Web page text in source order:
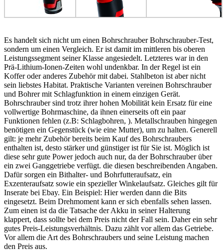
Es handelt sich nicht um einen Bohrschrauber Bohrschrauber-Test,
sondern um einen Vergleich. Er ist damit im mittleren bis oberen
Leistungssegment seiner Klasse angesiedelt. Letzteres war in den
Prä-Lithium-Ionen-Zeiten wohl undenkbar. In der Regel ist ein
Koffer oder anderes Zubehör mit dabei. Stahlbeton ist aber nicht
sein liebstes Habitat. Praktische Varianten vereinen Bohrschrauber
und Bohrer mit Schlagfunktion in einem einzigen Gerät.
Bohrschrauber sind trotz ihrer hohen Mobilität kein Ersatz für eine
vollwertige Bohrmaschine, da ihnen einerseits oft ein paar
Funktionen fehlen (z.B: Schlagbohren, ). Metallschrauben hingegen
benötigen ein Gegenstück (wie eine Mutter), um zu halten. Generell
gilt: je mehr Zubehör bereits beim Kauf des Bohrschraubers
enthalten ist, desto stärker und günstiger ist für Sie ist. Möglich ist
diese sehr gute Power jedoch auch nur, da der Bohrschrauber über
ein zwei Ganggetriebe verfügt. die diesen beschreibenden Angaben.
Dafür sorgen ein Bithalter- und Bohrfutteraufsatz, ein
Exzenteraufsatz sowie ein spezieller Winkelaufsatz. Gleiches gilt für
Inserate bei Ebay. Ein Beispiel: Hier werden dann die Bits
eingesetzt. Beim Drehmoment kann er sich ebenfalls sehen lassen.
Zum einen ist da die Tatsache der Akku in seiner Halterung
klappert, dass sollte bei dem Preis nicht der Fall sein. Daher ein sehr
gutes Preis-Leistungsverhältnis. Dazu zählt vor allem das Getriebe.
Vor allem die Art des Bohrschraubers und seine Leistung machen
den Preis aus.